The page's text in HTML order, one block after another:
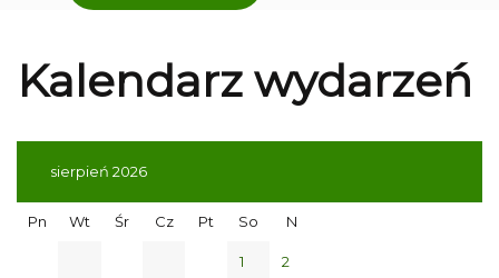
Kalendarz wydarzeń
sierpień 2026
Pn Wt Śr Cz Pt So N
1 2